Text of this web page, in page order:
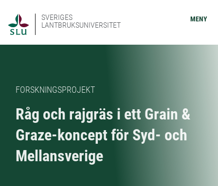
SVERIGES
LANTBRUKSUNIVERSITET
MENY
FORSKNINGSPROJEKT
Råg och rajgräs i ett Grain &
Graze-koncept för Syd- och
Mellansverige